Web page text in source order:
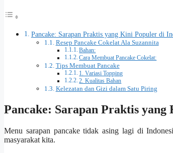
Pancake: Sarapan Praktis yang Kini Populer di
Resep Pancake Cokelat Ala Suzannita
Bahan:
Cara Membuat Pancake Cokelat:
Tips Membuat Pancake
1. Variasi Topping
2. Kualitas Bahan
Kelezatan dan Gizi dalam Satu Piring
Pancake: Sarapan Praktis
Menu sarapan pancake tidak asing lagi di
masyarakat kita.